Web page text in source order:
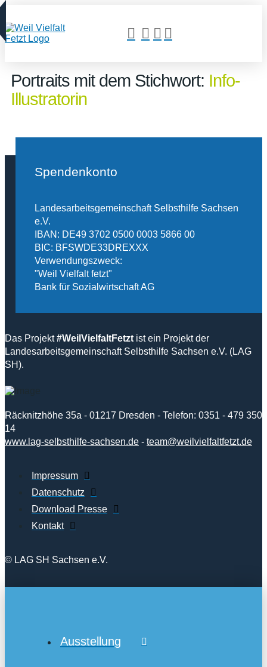
Portraits mit dem Stichwort: Info-
Illustratorin
Spendenkonto
Landesarbeitsgemeinschaft Selbsthilfe Sachsen
e.V.
IBAN: DE49 3702 0500 0003 5866 00
BIC: BFSWDE33DREXXX
Verwendungszweck:
"Weil Vielfalt fetzt"
Bank für Sozialwirtschaft AG
Das Projekt#WeilVielfaltFetzt ist ein Projekt der
Landesarbeitsgemeinschaft Selbsthilfe Sachsen e.V. (LAG
SH).
Räcknitzhöhe 35a - 01217 Dresden - Telefon: 0351 - 479 350
14
www.lag-selbsthilfe-sachsen.de - team@weilvielfaltfetzt.de
Impressum
Datenschutz
Download Presse
Kontakt
© LAG SH Sachsen e.V.
Ausstellung